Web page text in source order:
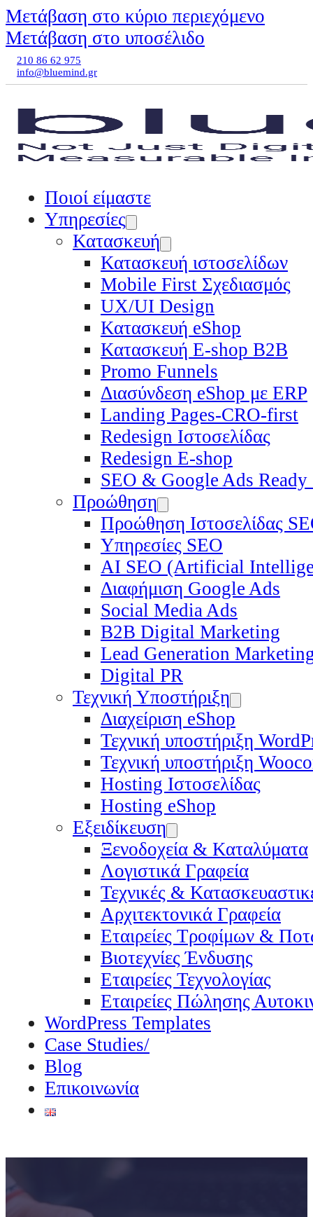
Μετάβαση στο κύριο περιεχόμενο
Μετάβαση στο υποσέλιδο
210 86 62 975
info@bluemind.gr
Ποιοί είμαστε
Υπηρεσίες
Κατασκευή
Κατασκευή ιστοσελίδων
Mobile First Σχεδιασμός
UX/UI Design
Κατασκευή eShop
Κατασκευή E-shop B2B
Promo Funnels
Διασύνδεση eShop με ERP
Landing Pages-CRO-first
Redesign Ιστοσελίδας
Redesign E-shop
SEO & Google Ads Ready
Προώθηση
Προώθηση Ιστοσελίδας
Υπηρεσίες SEO
ΑΙ SEO (Artificial
Διαφήμιση Google Ads
Social Media Ads
B2B Digital Marketing
Lead Generation
Digital PR
Τεχνική Υποστήριξη
Διαχείριση eShop
Τεχνική υποστήριξη
Τεχνική υποστήριξη
Hosting Ιστοσελίδας
Hosting eShop
Εξειδίκευση
Ξενοδοχεία & Καταλύματα
Λογιστικά Γραφεία
Τεχνικές &
Αρχιτεκτονικά Γραφεία
Εταιρείες Τροφίμων &
Βιοτεχνίες Ένδυσης
Εταιρείες Τεχνολογίας
Εταιρείες Πώλησης
WordPress Templates
Case Studies/
Blog
Επικοινωνία